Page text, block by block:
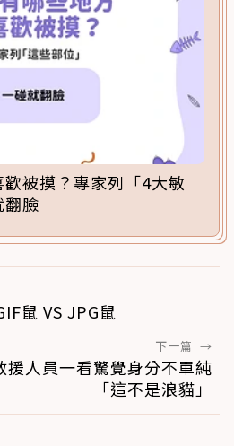
被摸？專家列「4大敏
翻臉
鼠 VS JPG鼠
下一篇 →
援人員一看驚覺身分不單純
「這不是浪貓」